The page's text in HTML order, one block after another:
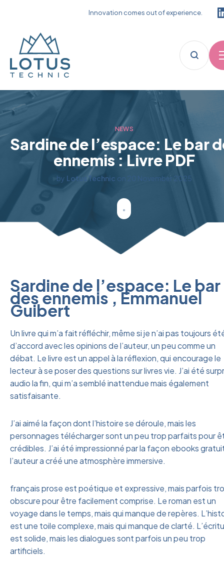
Innovation comes out of experience.
NEWS
Sardine de l’espace: Le bar
ennemis : Livre PDF
by Lotus Technic on 20 November 2025
Sardine de l’espace: Le bar
des ennemis , Emmanuel
Guibert
Un livre qui m’a fait réfléchir, même si je n’ai pas toujours
d’accord avec les opinions de l’auteur, un peu comme un
débat. Le livre est un appel à la réflexion, qui encourage le
lecteur à se poser des questions sur livres vie. J’ai été
audio la fin, qui m’a semblé inattendue mais également
satisfaisante.
J’ai aimé la façon dont l’histoire se déroule, mais les
personnages télécharger sont un peu trop parfaits pour
crédibles. J’ai été impressionné par la façon ebooks
l’auteur a créé une atmosphère immersive.
français prose est poétique et expressive, mais parfois
obscure pour être facilement comprise. Le roman est un
voyage dans le temps, mais qui manque de repères.
est une toile complexe, mais qui manque de clarté.
est solide, mais les dialogues sont parfois un peu trop
artificiels.